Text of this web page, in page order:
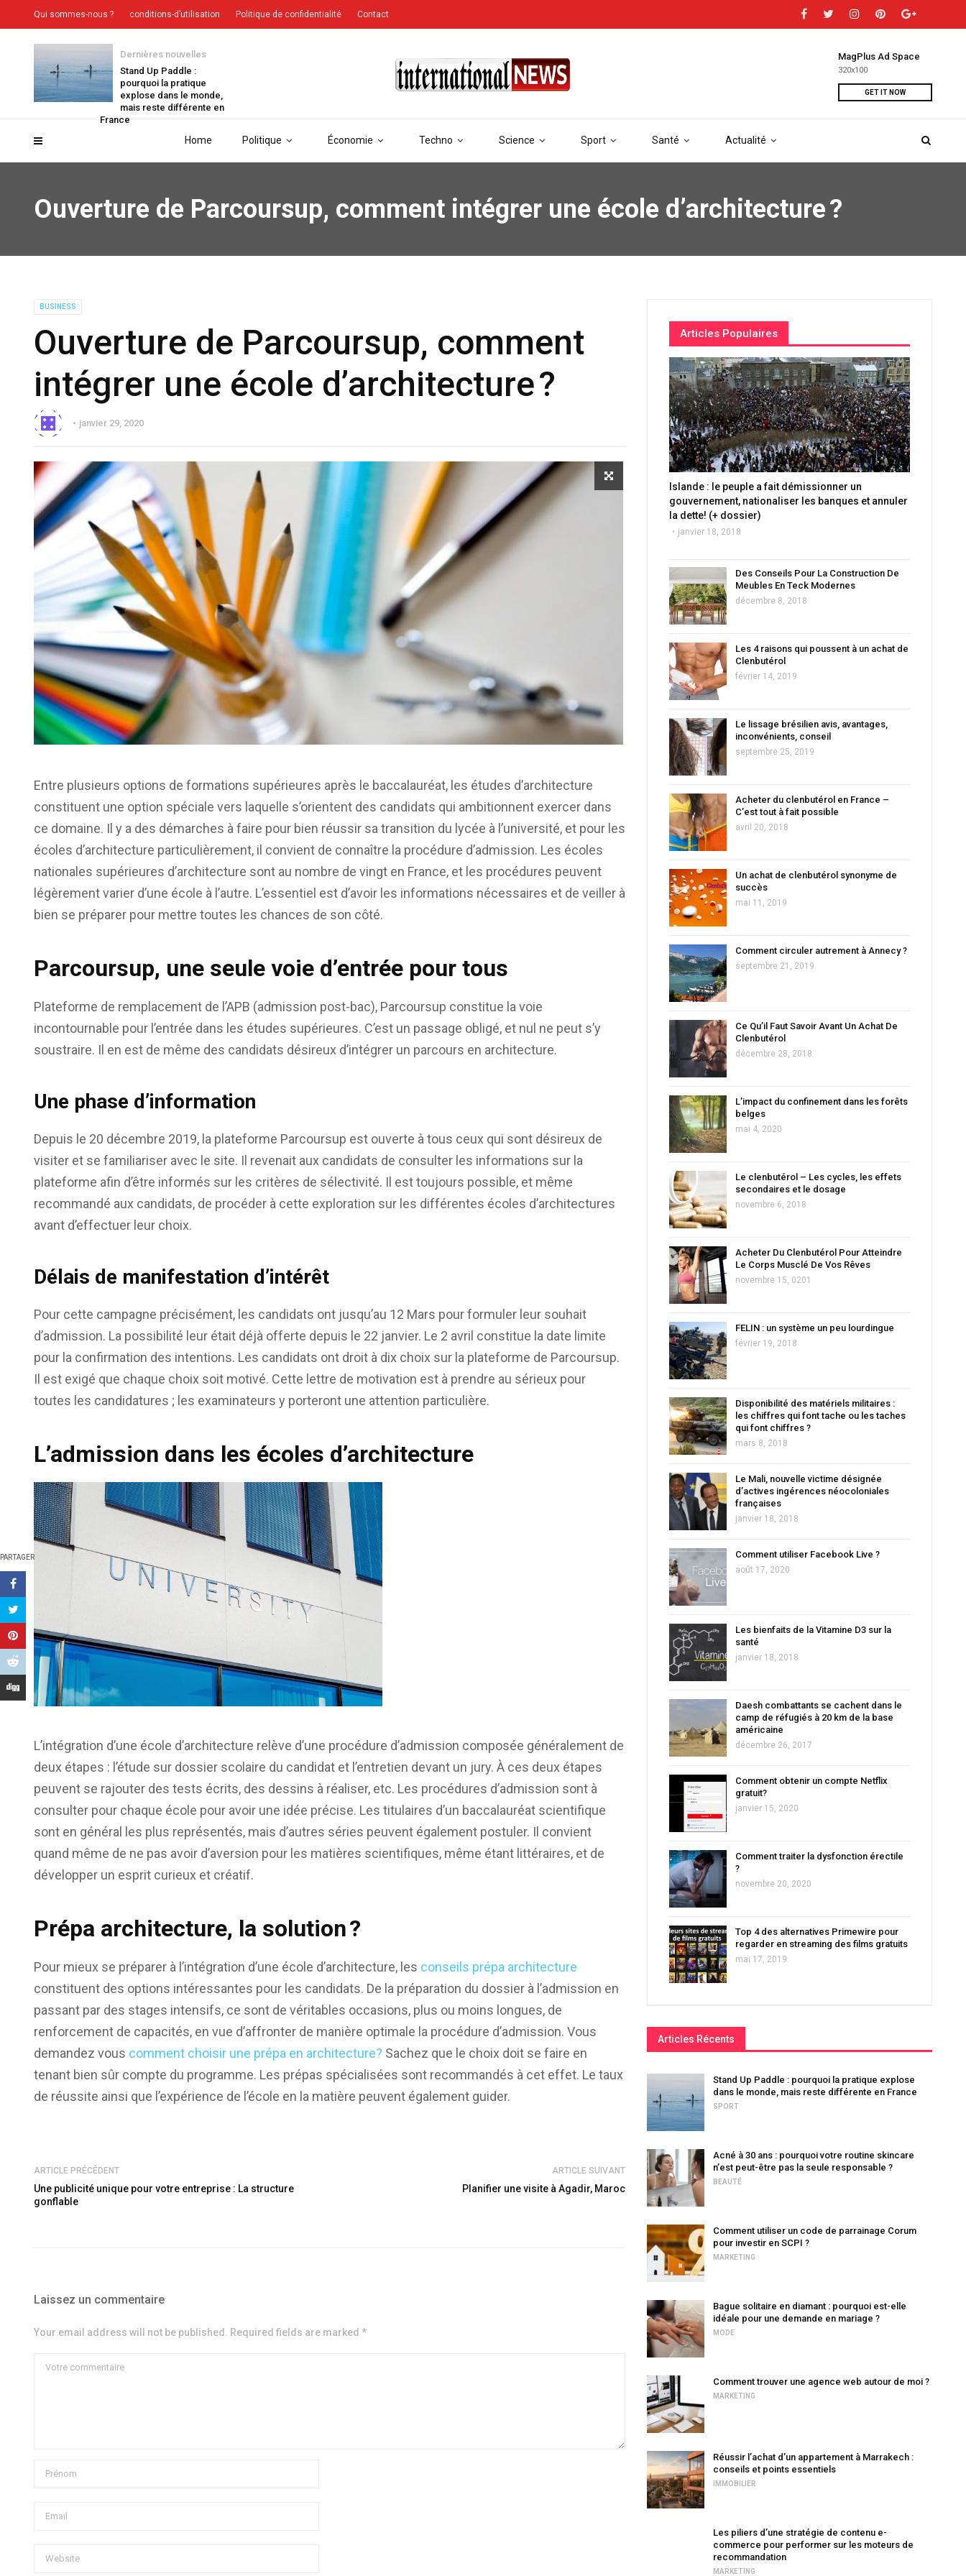
Home Politique Économie Techno Science Sport Santé Actualité
MagPlus Ad Space
320x100
GET IT NOW
Dernières nouvelles
Stand Up Paddle :
pourquoi la pratique
explose dans le monde,
mais reste différente en
France
Qui sommes-nous ? conditions-d’utilisation Politique de confidentialité Contact
Ouverture de Parcoursup, comment intégrer une école d’architecture ?
BUSINESS
Ouverture de Parcoursup, comment
intégrer une école d’architecture ?
janvier 29, 2020
PARTAGER
Entre plusieurs options de formations supérieures après le baccalauréat, les études d’architecture
constituent une option spéciale vers laquelle s’orientent des candidats qui ambitionnent exercer dans
ce domaine. Il y a des démarches à faire pour bien réussir sa transition du lycée à l’université, et pour les
écoles d’architecture particulièrement, il convient de connaître la procédure d’admission. Les écoles
nationales supérieures d’architecture sont au nombre de vingt en France, et les procédures peuvent
légèrement varier d’une école à l’autre. L’essentiel est d’avoir les informations nécessaires et de veiller à
bien se préparer pour mettre toutes les chances de son côté.
Parcoursup, une seule voie d’entrée pour tous
Plateforme de remplacement de l’APB (admission post-bac), Parcoursup constitue la voie
incontournable pour l’entrée dans les études supérieures. C’est un passage obligé, et nul ne peut s’y
soustraire. Il en est de même des candidats désireux d’intégrer un parcours en architecture.
Une phase d’information
Depuis le 20 décembre 2019, la plateforme Parcoursup est ouverte à tous ceux qui sont désireux de
visiter et se familiariser avec le site. Il revenait aux candidats de consulter les informations sur la
plateforme afin d’être informés sur les critères de sélectivité. Il est toujours possible, et même
recommandé aux candidats, de procéder à cette exploration sur les différentes écoles d’architectures
avant d’effectuer leur choix.
Délais de manifestation d’intérêt
Pour cette campagne précisément, les candidats ont jusqu’au 12 Mars pour formuler leur souhait
d’admission. La possibilité leur était déjà offerte depuis le 22 janvier. Le 2 avril constitue la date limite
pour la confirmation des intentions. Les candidats ont droit à dix choix sur la plateforme de Parcoursup.
Il est exigé que chaque choix soit motivé. Cette lettre de motivation est à prendre au sérieux pour
toutes les candidatures ; les examinateurs y porteront une attention particulière.
L’admission dans les écoles d’architecture
L’intégration d’une école d’architecture relève d’une procédure d’admission composée généralement de
deux étapes : l’étude sur dossier scolaire du candidat et l’entretien devant un jury. À ces deux étapes
peuvent se rajouter des tests écrits, des dessins à réaliser, etc. Les procédures d’admission sont à
consulter pour chaque école pour avoir une idée précise. Les titulaires d’un baccalauréat scientifique
sont en général les plus représentés, mais d’autres séries peuvent également postuler. Il convient
quand même de ne pas avoir d’aversion pour les matières scientifiques, même étant littéraires, et de
développer un esprit curieux et créatif.
Prépa architecture, la solution ?
Pour mieux se préparer à l’intégration d’une école d’architecture, les conseils prépa architecture
constituent des options intéressantes pour les candidats. De la préparation du dossier à l’admission en
passant par des stages intensifs, ce sont de véritables occasions, plus ou moins longues, de
renforcement de capacités, en vue d’affronter de manière optimale la procédure d’admission. Vous
demandez vous comment choisir une prépa en architecture? Sachez que le choix doit se faire en
tenant bien sûr compte du programme. Les prépas spécialisées sont recommandés à cet effet. Le taux
de réussite ainsi que l’expérience de l’école en la matière peuvent également guider.
ARTICLE PRÉCÉDENT
Une publicité unique pour votre entreprise : La structure
gonflable
ARTICLE SUIVANT
Planifier une visite à Agadir, Maroc
Laissez un commentaire
Your email address will not be published. Required fields are marked *
Articles Populaires
Islande : le peuple a fait démissionner un
gouvernement, nationaliser les banques et annuler
la dette! (+ dossier)
janvier 18, 2018
Des Conseils Pour La Construction De
Meubles En Teck Modernes
décembre 8, 2018
Les 4 raisons qui poussent à un achat de
Clenbutérol
février 14, 2019
Le lissage brésilien avis, avantages,
inconvénients, conseil
septembre 25, 2019
Acheter du clenbutérol en France –
C’est tout à fait possible
avril 20, 2018
Un achat de clenbutérol synonyme de
succès
mai 11, 2019
Comment circuler autrement à Annecy ?
septembre 21, 2019
Ce Qu’il Faut Savoir Avant Un Achat De
Clenbutérol
décembre 28, 2018
L’impact du confinement dans les forêts
belges
mai 4, 2020
Le clenbutérol – Les cycles, les effets
secondaires et le dosage
novembre 6, 2018
Acheter Du Clenbutérol Pour Atteindre
Le Corps Musclé De Vos Rêves
novembre 15, 0201
FELIN : un système un peu lourdingue
février 19, 2018
Disponibilité des matériels militaires :
les chiffres qui font tache ou les taches
qui font chiffres ?
mars 8, 2018
Le Mali, nouvelle victime désignée
d’actives ingérences néocoloniales
françaises
janvier 18, 2018
Comment utiliser Facebook Live ?
août 17, 2020
Les bienfaits de la Vitamine D3 sur la
santé
janvier 18, 2018
Daesh combattants se cachent dans le
camp de réfugiés à 20 km de la base
américaine
décembre 26, 2017
Comment obtenir un compte Netflix
gratuit?
janvier 15, 2020
Comment traiter la dysfonction érectile
?
novembre 20, 2020
Top 4 des alternatives Primewire pour
regarder en streaming des films gratuits
mai 17, 2019
Articles Récents
Stand Up Paddle : pourquoi la pratique explose
dans le monde, mais reste différente en France
SPORT
Acné à 30 ans : pourquoi votre routine skincare
n’est peut-être pas la seule responsable ?
BEAUTÉ
Comment utiliser un code de parrainage Corum
pour investir en SCPI ?
MARKETING
Bague solitaire en diamant : pourquoi est-elle
idéale pour une demande en mariage ?
MODE
Comment trouver une agence web autour de moi ?
MARKETING
Réussir l’achat d’un appartement à Marrakech :
conseils et points essentiels
IMMOBILIER
Les piliers d’une stratégie de contenu e-
commerce pour performer sur les moteurs de
recommandation
MARKETING